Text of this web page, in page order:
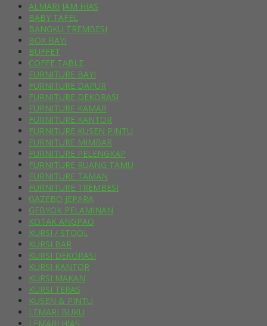
ALMARI JAM HIAS
BABY TAFEL
BANGKU TREMBESI
BOX BAYI
BUFFET
COFFE TABLE
FURNITURE BAYI
FURNITURE DAPUR
FURNITURE DEKORASI
FURNITURE KAMAR
FURNITURE KANTOR
FURNITURE KUSEN PINTU
FURNITURE MIMBAR
FURNITURE PELENGKAP
FURNITURE RUANG TAMU
FURNITURE TAMAN
FURNITURE TREMBESI
GAZEBO JEPARA
GEBYOK PELAMINAN
KOTAK ANGPAO
KURSI / STOOL
KURSI BAR
KURSI DEKORASI
KURSI KANTOR
KURSI MAKAN
KURSI TERAS
KUSEN & PINTU
LEMARI BUKU
LEMARI HIAS